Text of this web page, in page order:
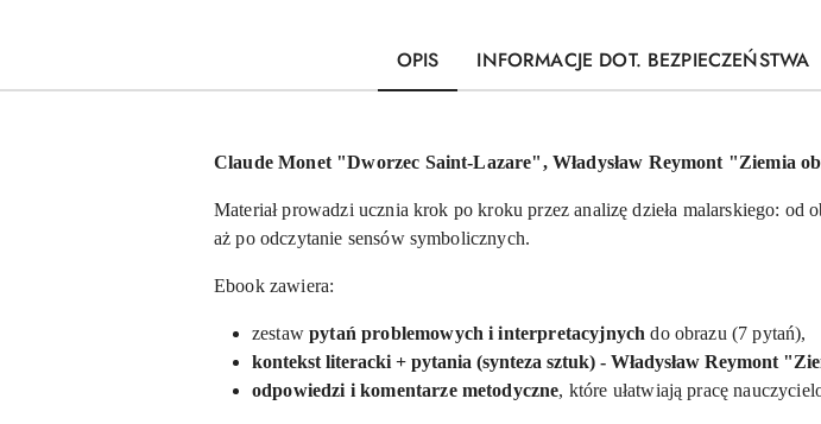
OPIS INFORMACJE DOT. BEZPIECZEŃSTWA
Claude Monet "Dworzec Saint-Lazare", Władysław Reymont "Ziemia
Materiał prowadzi ucznia krok po kroku przez analizę dzieła malarskiego:
aż po odczytanie sensów symbolicznych.
Ebook zawiera:
zestawpytań problemowych i interpretacyjnych do obrazu (7 pytań),
kontekst literacki + pytania (synteza sztuk) - Władysław Reymont
odpowiedzi i komentarze metodyczne, które ułatwiają pracę